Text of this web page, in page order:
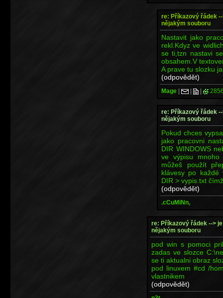
re: Příkazový řádek
nějakým souboru
Nastavit jako
rekl.Kdyz ve
se ti,tzn nastavi
obsahem.V
A prave tu slozku
(odpovědět)
Mage | | |
re: Příkazový řádek
nějakým souboru
Pokud chces
jako pracovni
DIR WINDOWS
ve výpisu
můžeš použít
klávesy po každé
DIR > vypis.txt
(odpovědět)
.cCuMiNn,
re: Příkazový řádek -->
nějakým souboru
pod win s pomoci
zadas ve slozce
se ti aktualni obraz
pod linuxem #cd /
vlastnikem
(odpovědět)